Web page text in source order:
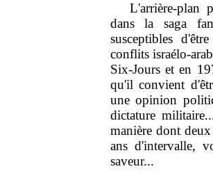
L'arrière-plan
dans la saga
susceptibles
conflits israélo-
Six-Jours et en
qu'il convient
une opinion
dictature
manière dont
ans d'intervalle,
saveur...